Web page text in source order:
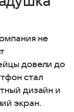
не
довели до
стал
дизайн и
экран.